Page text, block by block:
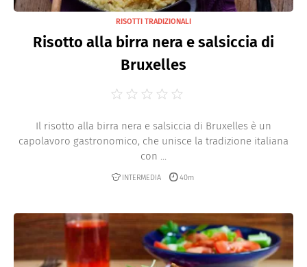
RISOTTI TRADIZIONALI
Risotto alla birra nera e salsiccia di
Bruxelles
Il risotto alla birra nera e salsiccia di Bruxelles è un
capolavoro gastronomico, che unisce la tradizione italiana
con ...
INTERMEDIA 40m